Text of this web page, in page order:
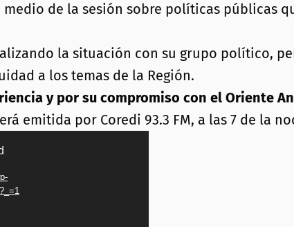
de la sesión sobre políticas públicas
la situación con su grupo político,
a los temas de la Región.
y por su compromiso con el Oriente
emitida por Coredi 93.3 FM, a las 7 de la